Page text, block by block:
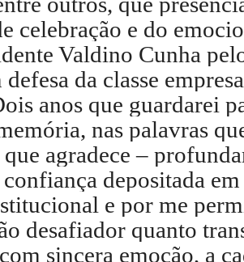
celebração e do
Valdino Cunha
defesa da classe
anos que guardarei
nas palavras
agradece –
depositada
e por me
desafiador quanto
sincera emoção, a